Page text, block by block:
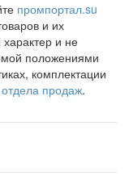
промпортал.su
и их
характер и не
положениями
комплектации
отдела продаж.